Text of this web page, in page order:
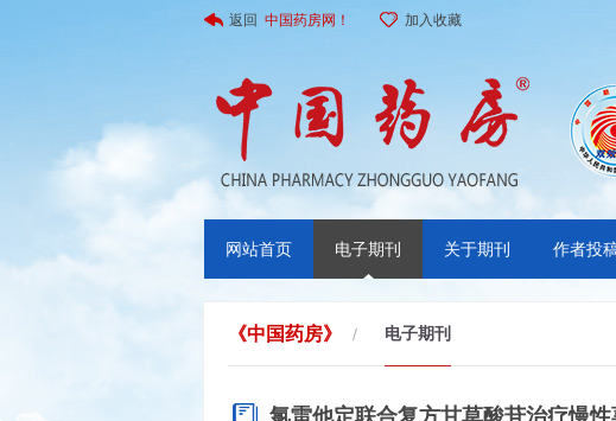
返回 中国药房网！ 加入收藏
网站首页 电子期刊 关于期刊 作者投
《中国药房》 / 电子期刊
氯雷他定联合复方甘草酸苷治疗慢